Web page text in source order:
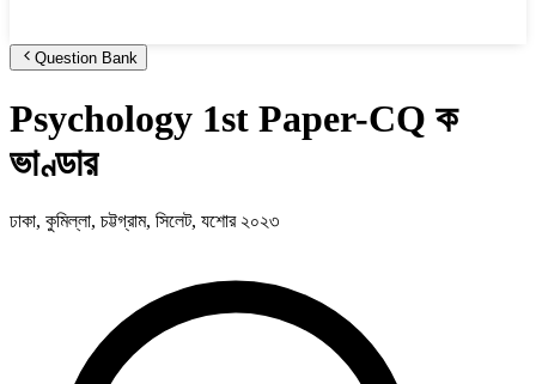
Question Bank
Psychology 1st Paper-CQ ক
ভাণ্ডার
ঢাকা, কুমিল্লা, চট্টগ্রাম, সিলেট, যশোর ২০২৩